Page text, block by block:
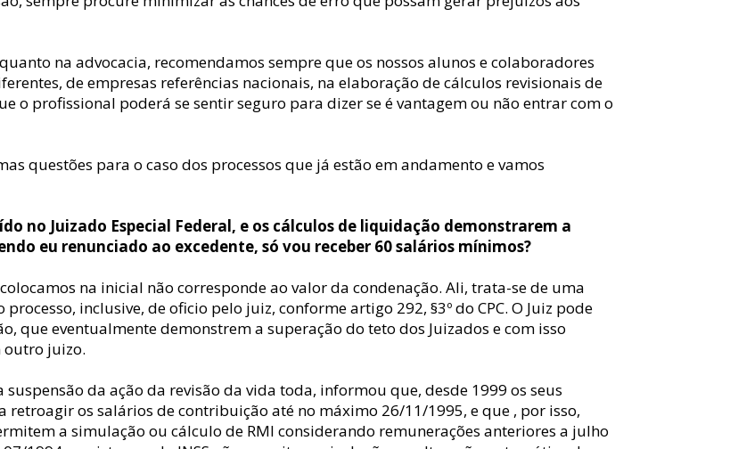
na advocacia, recomendamos sempre que os nossos alunos e colaboradores
de empresas referências nacionais, na elaboração de cálculos revisionais de
o profissional poderá se sentir seguro para dizer se é vantagem ou não entrar com o
questões para o caso dos processos que já estão em andamento e vamos
no Juizado Especial Federal, e os cálculos de liquidação demonstrarem a
eu renunciado ao excedente, só vou receber 60 salários mínimos?
na inicial não corresponde ao valor da condenação. Ali, trata-se de uma
inclusive, de oficio pelo juiz, conforme artigo 292, §3º do CPC. O Juiz pode
que eventualmente demonstrem a superação do teto dos Juizados e com isso
outro juizo.
suspensão da ação da revisão da vida toda, informou que, desde 1999 os seus
os salários de contribuição até no máximo 26/11/1995, e que , por isso,
a simulação ou cálculo de RMI considerando remunerações anteriores a julho